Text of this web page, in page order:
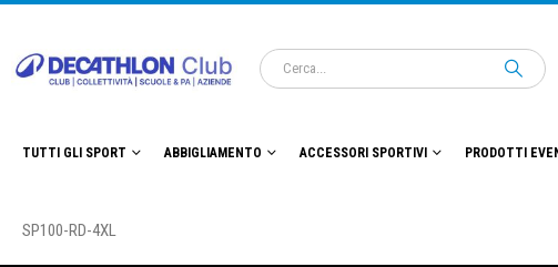
TUTTI GLI SPORT ABBIGLIAMENTO ACCESSORI SPORTIVI PRODOTTI
SP100-RD-4XL